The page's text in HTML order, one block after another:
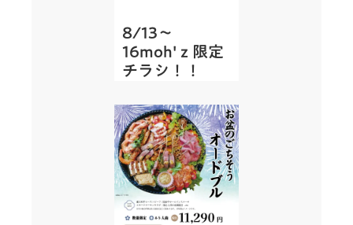
8/13～
16moh'ｚ限定
チラシ！！